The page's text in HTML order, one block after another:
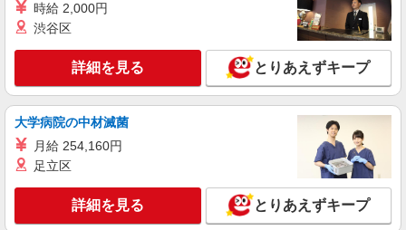
派遣社員
株式会社パソナ・滋賀/KNS6001173821
一般事務/データ入力
時給1500円 月収例：225000円 ★交通費規定に
基づき交通費支給
詳細を見る
紹介予定派遣
時給 2,000円
渋谷区
詳細を見る とりあえずキープ
大学病院の中材滅菌
月給 254,160円
足立区
詳細を見る とりあえずキープ